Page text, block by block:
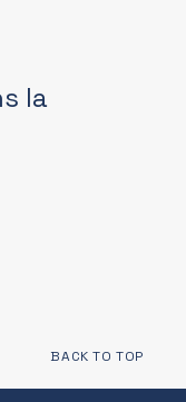
la
BACK TO TOP